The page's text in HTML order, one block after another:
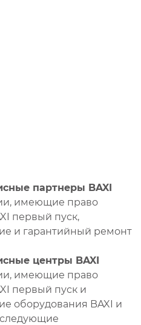
партнеры BAXI
имеющие право
первый пуск,
и гарантийный ремонт
центры BAXI
имеющие право
первый пуск и
оборудования BAXI и